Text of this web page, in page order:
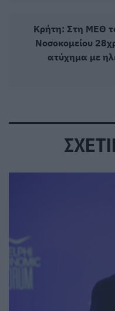
Κρήτη: Στη ΜΕΘ
Νοσοκομείου
ατύχημα με